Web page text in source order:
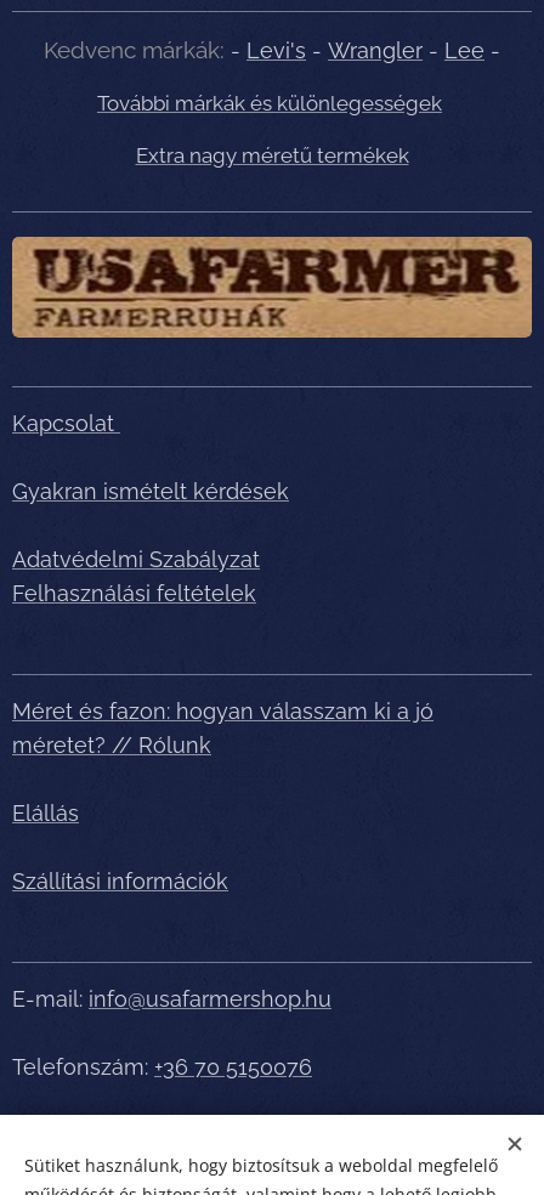
Kedvenc márkák: - Levi's - Wrangler - Lee -
További márkák és különlegességek
Extra nagy méretű termékek
Kapcsolat
Gyakran ismételt kérdések
Adatvédelmi Szabályzat
Felhasználási feltételek
Méret és fazon: hogyan válasszam ki a jó
méretet? // Rólunk
Elállás
Szállítási információk
E-mail: info@usafarmershop.hu
Telefonszám: +36 70 5150076
Részletes tájékoztatásért, segítségért telefonáljon
bátran!
Sütiket használunk, hogy biztosítsuk a weboldal megfelelő